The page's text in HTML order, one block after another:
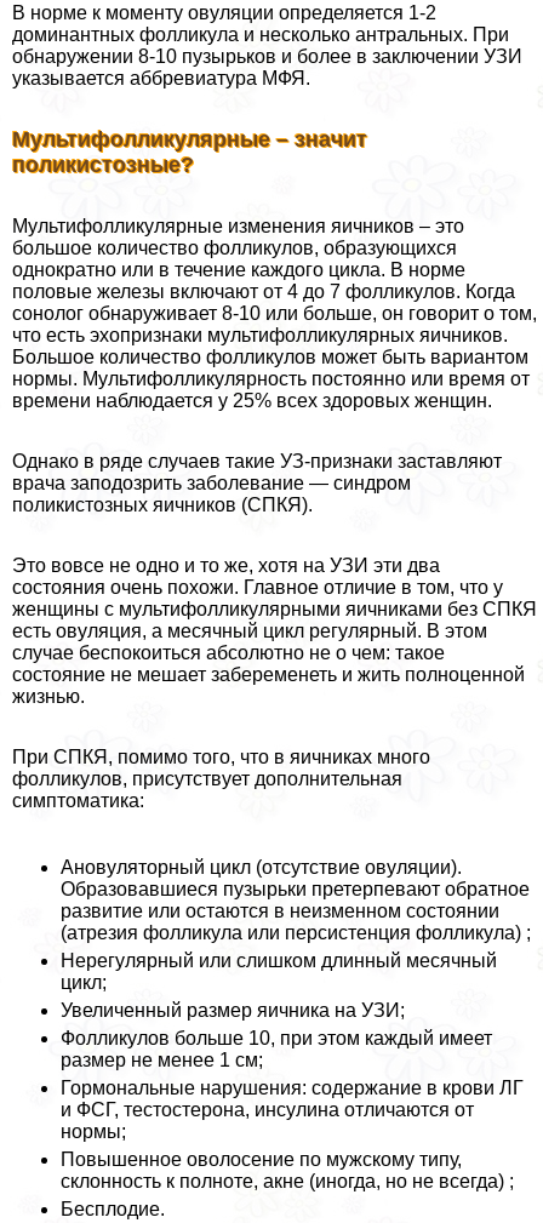
В норме к моменту овуляции определяется 1-2
доминантных фолликула и несколько антральных. При
обнаружении 8-10 пузырьков и более в заключении УЗИ
указывается аббревиатура МФЯ.
Мультифолликулярные – значит
поликистозные?
Мультифолликулярные изменения яичников – это
большое количество фолликулов, образующихся
однократно или в течение каждого цикла. В норме
половые железы включают от 4 до 7 фолликулов. Когда
сонолог обнаруживает 8-10 или больше, он говорит о том,
что есть эхопризнаки мультифолликулярных яичников.
Большое количество фолликулов может быть вариантом
нормы. Мультифолликулярность постоянно или время от
времени наблюдается у 25% всех здоровых женщин.
Однако в ряде случаев такие УЗ-признаки заставляют
врача заподозрить заболевание — синдром
поликистозных яичников (СПКЯ).
Это вовсе не одно и то же, хотя на УЗИ эти два
состояния очень похожи. Главное отличие в том, что у
женщины с мультифолликулярными яичниками без СПКЯ
есть овуляция, а месячный цикл регулярный. В этом
случае беспокоиться абсолютно не о чем: такое
состояние не мешает забеременеть и жить полноценной
жизнью.
При СПКЯ, помимо того, что в яичниках много
фолликулов, присутствует дополнительная
симптоматика:
Ановуляторный цикл (отсутствие овуляции).
Образовавшиеся пузырьки претерпевают обратное
развитие или остаются в неизменном состоянии
(атрезия фолликула или персистенция фолликула) ;
Нерегулярный или слишком длинный месячный
цикл;
Увеличенный размер яичника на УЗИ;
Фолликулов больше 10, при этом каждый имеет
размер не менее 1 см;
Гормональные нарушения: содержание в крови ЛГ
и ФСГ, тестостерона, инсулина отличаются от
нормы;
Повышенное оволосение по мужскому типу,
склонность к полноте, акне (иногда, но не всегда) ;
Бесплодие.